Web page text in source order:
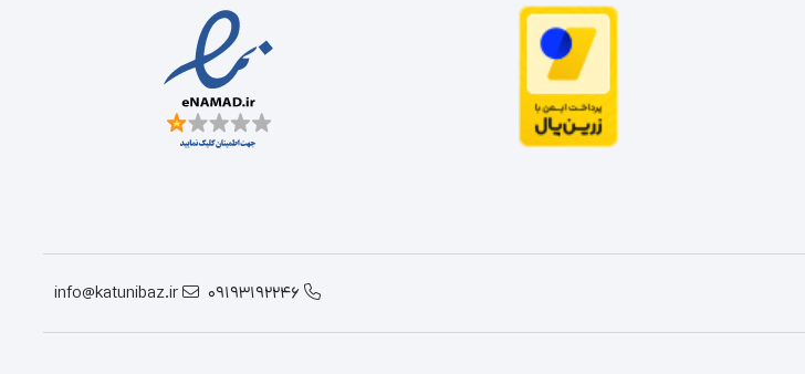
09193192246
info@katunibaz.ir